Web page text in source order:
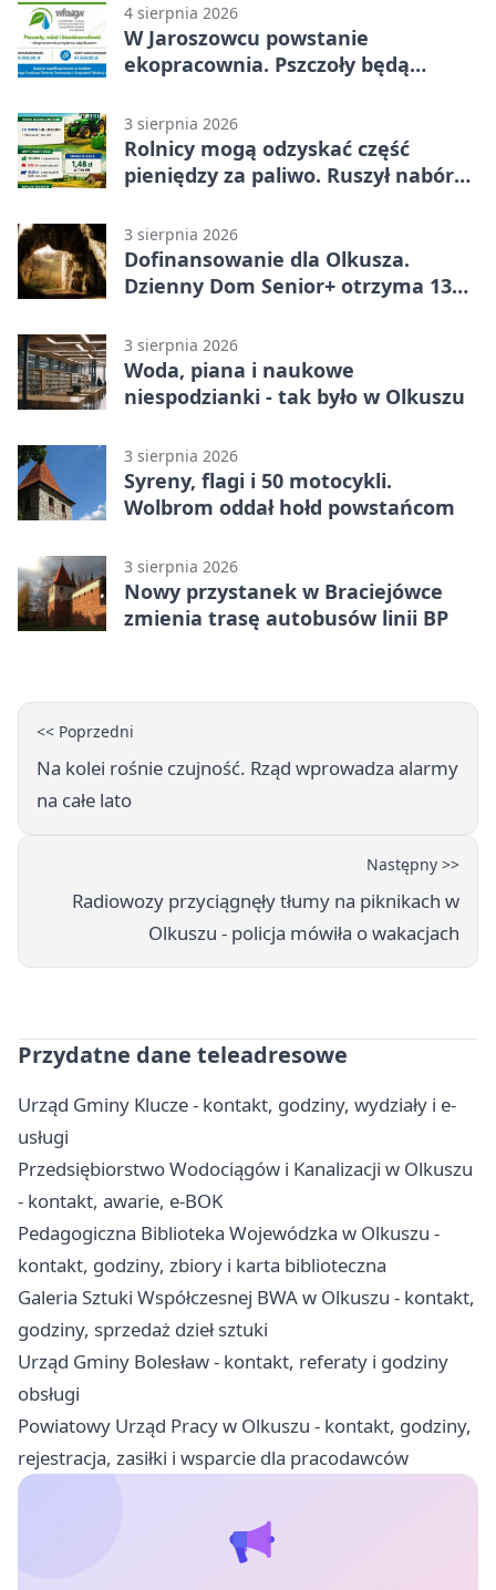
4 sierpnia 2026
W Jaroszowcu powstanie
ekopracownia. Pszczoły będą
3 sierpnia 2026
Rolnicy mogą odzyskać część
pieniędzy za paliwo. Ruszył nabór
3 sierpnia 2026
Dofinansowanie dla Olkusza.
Dzienny Dom Senior+ otrzyma 134
3 sierpnia 2026
Woda, piana i naukowe
niespodzianki - tak było w Olkuszu
3 sierpnia 2026
Syreny, flagi i 50 motocykli.
Wolbrom oddał hołd powstańcom
3 sierpnia 2026
Nowy przystanek w Braciejówce
zmienia trasę autobusów linii BP
<< Poprzedni
Na kolei rośnie czujność. Rząd wprowadza alarmy
na całe lato
Następny >>
Radiowozy przyciągnęły tłumy na piknikach w
Olkuszu - policja mówiła o wakacjach
Przydatne dane teleadresowe
Urząd Gminy Klucze - kontakt, godziny, wydziały i e-
usługi
Przedsiębiorstwo Wodociągów i Kanalizacji w Olkuszu
- kontakt, awarie, e-BOK
Pedagogiczna Biblioteka Wojewódzka w Olkuszu -
kontakt, godziny, zbiory i karta biblioteczna
Galeria Sztuki Współczesnej BWA w Olkuszu - kontakt,
godziny, sprzedaż dzieł sztuki
Urząd Gminy Bolesław - kontakt, referaty i godziny
obsługi
Powiatowy Urząd Pracy w Olkuszu - kontakt, godziny,
rejestracja, zasiłki i wsparcie dla pracodawców